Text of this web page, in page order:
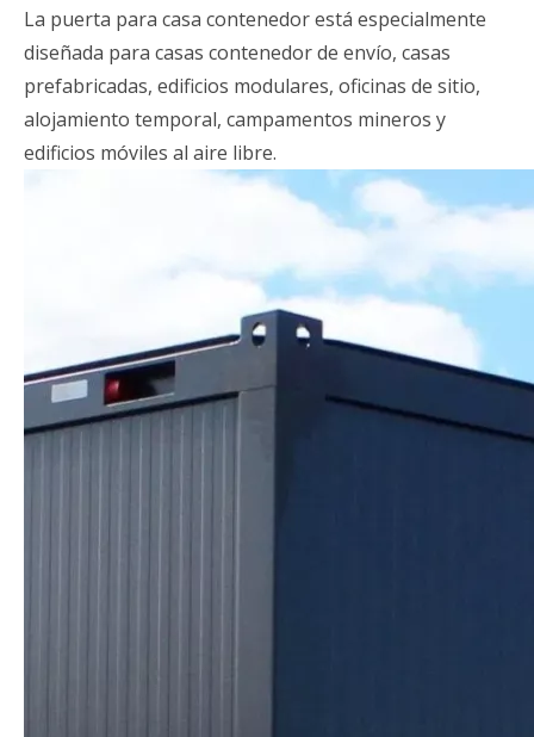
La puerta para casa contenedor está especialmente
diseñada para casas contenedor de envío, casas
prefabricadas, edificios modulares, oficinas de sitio,
alojamiento temporal, campamentos mineros y
edificios móviles al aire libre.